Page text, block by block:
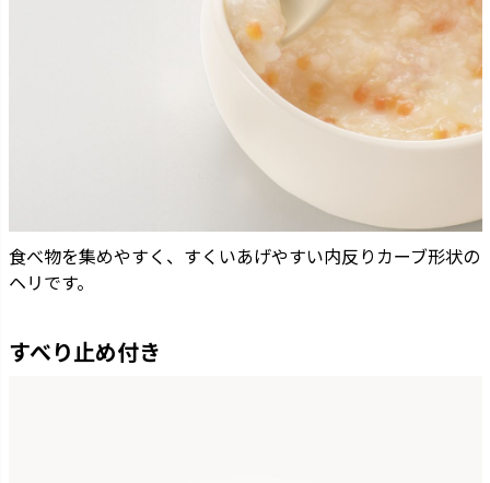
食べ物を集めやすく、すくいあげやすい内反りカーブ形状の
ヘリです。
すべり止め付き